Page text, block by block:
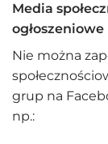
Media
ogłoszeniowe
Nie można
grup na
np.: